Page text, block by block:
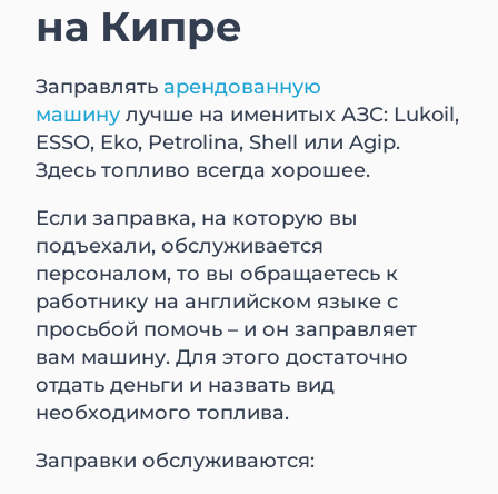
на Кипре
Заправлять арендованную
машину лучше на именитых АЗС: Lukoil,
ESSO, Eko, Petrolina, Shell или Agip.
Здесь топливо всегда хорошее.
Если заправка, на которую вы
подъехали, обслуживается
персоналом, то вы обращаетесь к
работнику на английском языке с
просьбой помочь – и он заправляет
вам машину. Для этого достаточно
отдать деньги и назвать вид
необходимого топлива.
Заправки обслуживаются: